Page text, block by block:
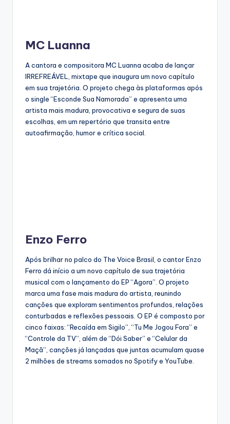
MC Luanna
A cantora e compositora MC Luanna acaba de lançar
IRREFREÁVEL, mixtape que inaugura um novo capítulo
em sua trajetória. O projeto chega às plataformas após
o single “Esconde Sua Namorada” e apresenta uma
artista mais madura, provocativa e segura de suas
escolhas, em um repertório que transita entre
autoafirmação, humor e crítica social.
Enzo Ferro
Após brilhar no palco do The Voice Brasil, o cantor Enzo
Ferro dá início a um novo capítulo de sua trajetória
musical com o lançamento do EP “Agora”. O projeto
marca uma fase mais madura do artista, reunindo
canções que exploram sentimentos profundos, relações
conturbadas e reflexões pessoais. O EP é composto por
cinco faixas: “Recaída em Sigilo”, “Tu Me Jogou Fora” e
“Controle da TV”, além de “Dói Saber” e “Celular da
Maçã”, canções já lançadas que juntas acumulam quase
2 milhões de streams somados no Spotify e YouTube.